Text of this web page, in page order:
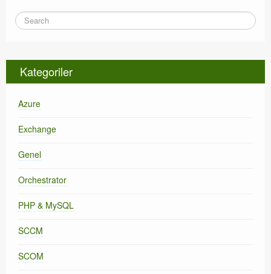
Kategoriler
Azure
Exchange
Genel
Orchestrator
PHP & MySQL
SCCM
SCOM